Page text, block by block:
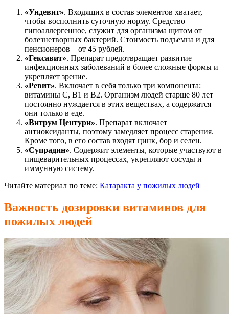
«Ундевит». Входящих в состав элементов хватает,
чтобы восполнить суточную норму. Средство
гипоаллергенное, служит для организма щитом от
болезнетворных бактерий. Стоимость подъемна и для
пенсионеров – от 45 рублей.
«Гексавит». Препарат предотвращает развитие
инфекционных заболеваний в более сложные формы и
укрепляет зрение.
«Ревит». Включает в себя только три компонента:
витамины С, В1 и В2. Организм людей старше 80 лет
постоянно нуждается в этих веществах, а содержатся
они только в еде.
«Витрум Центури». Препарат включает
антиоксиданты, поэтому замедляет процесс старения.
Кроме того, в его состав входят цинк, бор и селен.
«Супрадин». Содержит элементы, которые участвуют в
пищеварительных процессах, укрепляют сосуды и
иммунную систему.
Читайте материал по теме: Катаракта у пожилых людей
Важность дозировки витаминов для
пожилых людей